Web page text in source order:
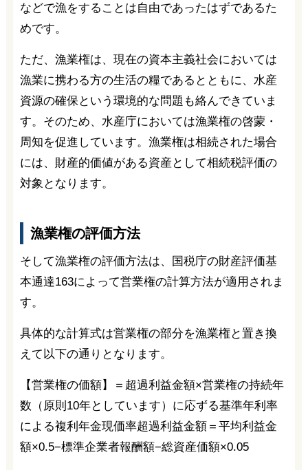
などで漁をすることは自由であったはずであるた
めです。
ただ、漁業権は、現在の資本主義社会においては
漁業に携わる方の生活の糧であるとともに、水産
資源の確保という環境的な問題も絡んできていま
す。そのため、水産庁においては漁業権の啓蒙・
周知を促進しています。漁業権は相続された場合
には、財産的価値がある資産として相続税評価の
対象となります。
漁業権の評価方法
そして漁業権の評価方法は、国税庁の財産評価基
本通達163によって営業権の計算方法が適用されま
す。
具体的な計算式は営業権の部分を漁業権と置き換
えて以下の通りとなります。
【営業権の価額】＝超過利益金額×営業権の持続年
数（原則10年としています）に応ずる基準年利率
による複利年金現価率超過利益金額＝平均利益金
額×0.5−標準企業者報酬額−総資産価額×0.05